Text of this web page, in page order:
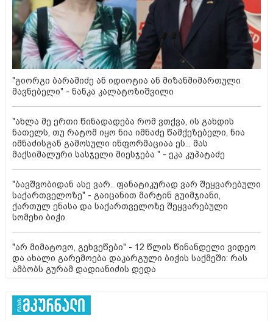
"გიორგი ბარამიძე ან იდიოტია ან მიზანმიმართული
მავნებელი" - ნანკა კალატოზიშვილი
"ახლა მე ერთი წინადადება რომ ვთქვა, ის გახდის
ნათელს, თუ რატომ იყო ნია იმნაძე წამქეზებელი, ნია
იმნაძისგან გამოსული ინფორმაციაა ეს... მას
მაქსიმალური სასჯელი მიესჯება " - ეკა კუპატაძე
"ბავშვობიდან ასე ვარ.. ფანატიკურად ვარ შეყვარებული
საქართველოზე" - გაიცანით მარტინ გუიმჯიანი,
ქართულ ენასა და საქართველოზე შეყვარებული
სომეხი ბიჭი
"არ მიმატოვო, გეხვეწები" - 12 წლის წინანდელი ვიდეო
და ახალი გარემოება დაკარგული ბიჭის საქმეში: რას
ამბობს გურამ დადიანიძის დედა